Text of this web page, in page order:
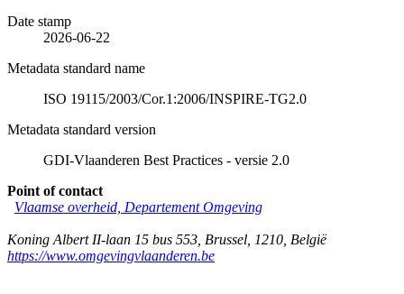
Date stamp
2026-06-22
Metadata standard name
ISO 19115/2003/Cor.1:2006/INSPIRE-TG2.0
Metadata standard version
GDI-Vlaanderen Best Practices - versie 2.0
Point of contact
Vlaamse overheid, Departement Omgeving
Koning Albert II-laan 15 bus 553 Brussel 1210 België
https://www.omgevingvlaanderen.be